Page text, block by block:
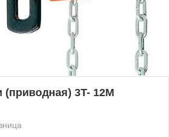
(приводная) 3T- 12М